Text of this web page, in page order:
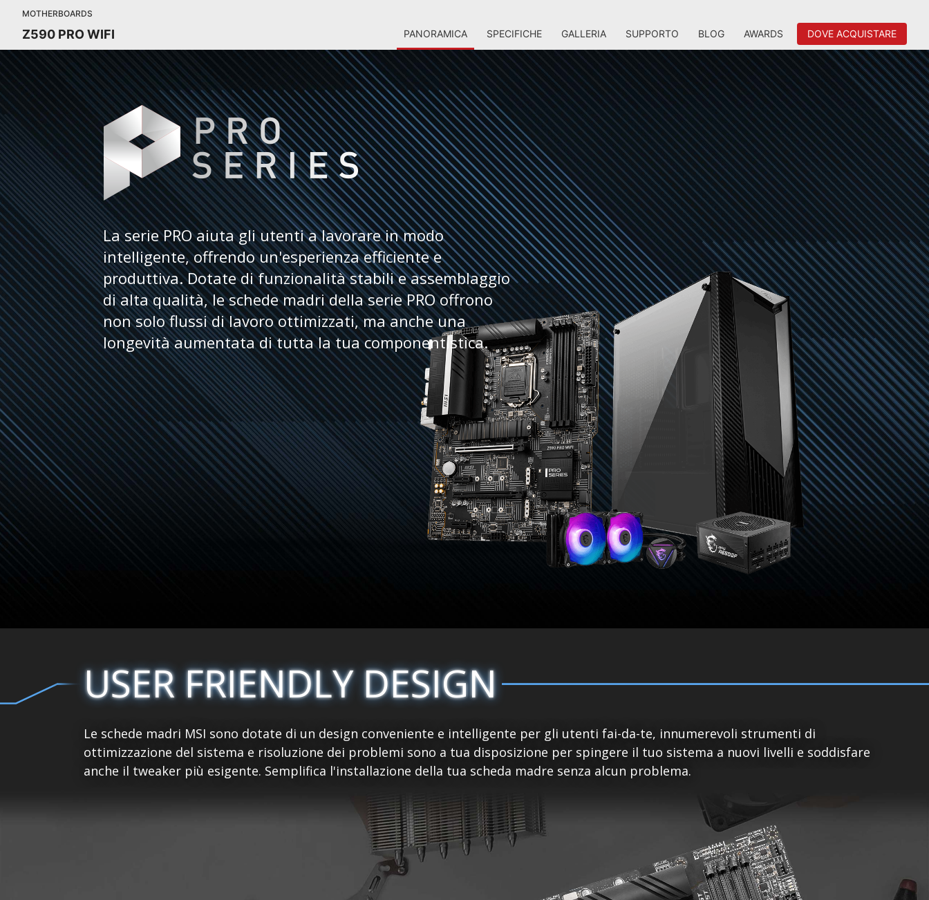
MOTHERBOARDS
Z590 PRO WIFI PANORAMICA SPECIFICHE GALLERIA SUPPORTO BLOG AWARDS DOVE ACQUISTARE
La serie PRO aiuta gli utenti a lavorare in modo
intelligente, offrendo un'esperienza efficiente e
produttiva. Dotate di funzionalità stabili e assemblaggio
di alta qualità, le schede madri della serie PRO offrono
non solo flussi di lavoro ottimizzati, ma anche una
longevità aumentata di tutta la tua componentistica.
USER FRIENDLY DESIGN
Le schede madri MSI sono dotate di un design conveniente e intelligente per gli utenti fai-da-te, innumerevoli strumenti di
ottimizzazione del sistema e risoluzione dei problemi sono a tua disposizione per spingere il tuo sistema a nuovi livelli e soddisfare
anche il tweaker più esigente. Semplifica l'installazione della tua scheda madre senza alcun problema.